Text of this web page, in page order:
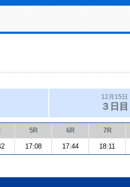
12月15日
３日目
5R 6R 7R
17:08 17:44 18:11